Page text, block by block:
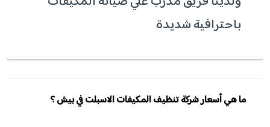
باحترافية شديدة
ما هي أسعار شركة تنظيف المكيفات الاسبلت في بيش ؟